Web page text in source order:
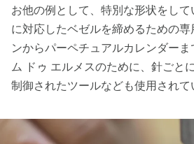
お他の例として、特別な形状をして
に対応したベゼルを締めるための専
ンからパーペチュアルカレンダーま
ム ドゥ エルメスのために、針ごと
制御されたツールなども使用されて